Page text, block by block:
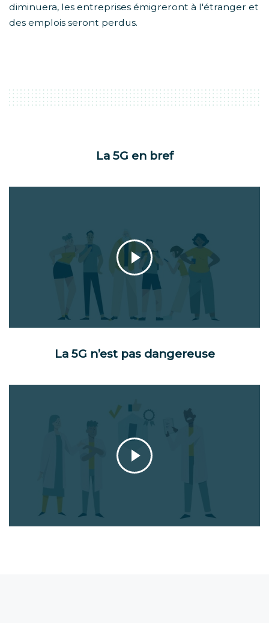
diminuera, les entreprises émigreront à l'étranger et
des emplois seront perdus.
La 5G en bref
La 5G n’est pas dangereuse